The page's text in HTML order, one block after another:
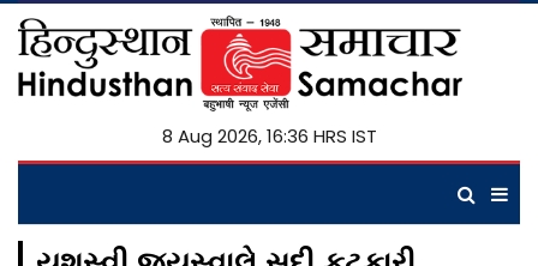
8 Aug 2026, 16:36 HRS IST